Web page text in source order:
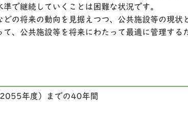
で継続していくことは困難な状況です。
の将来の動向を見据えつつ、公共施設等の現状
、公共施設等を将来にわたって最適に管理する
年度）までの40年間